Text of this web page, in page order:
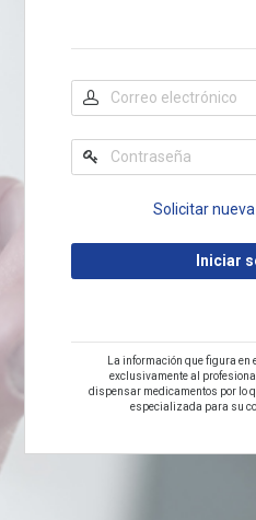
Solicitar
La información que figura
exclusivamente al
dispensar medicamentos por lo
especializada para su